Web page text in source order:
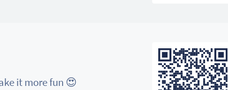
it more fun 😍